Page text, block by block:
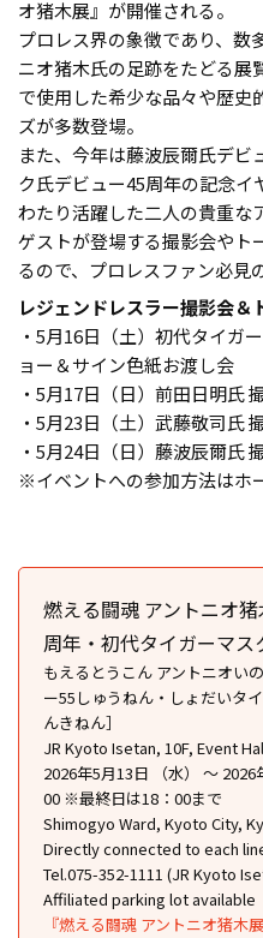
オ猪⽊展』が開催される。
プロレス界の象徴であり、数
ニオ猪木氏の足跡をたどる展
で使用した希少な品々や歴史
ズが多数登場。
また、今年は藤波⾠爾氏デビ
ク氏デビュー45周年の記念イ
わたり活躍した二人の貴重な
ゲストが登場する撮影会やト
るので、プロレスファン必見
レジェンドレスラー撮影会＆
・5⽉16⽇（土）初代タイガ
ョー＆サイン色紙お渡し会
・5⽉17⽇（⽇）前⽥⽇明⽒
・5⽉23⽇（⼟）武藤敬司⽒
・5⽉24⽇（⽇）藤波⾠爾⽒
※イベントへの参加方法はホ
燃える闘魂 アントニオ
周年・初代タイガーマス
もえるとうこん アントニオい
ー55しゅうねん・しょだいタ
んきねん］
JR Kyoto Isetan, 10F, Event
2026年5月13日 （水） ～
00 ※最終日は18：00まで
Shimogyo Ward, Kyoto City,
Directly connected to each
Tel.075-352-1111 (JR Kyoto
Affiliated parking lot available
『燃える闘魂 アントニオ猪⽊